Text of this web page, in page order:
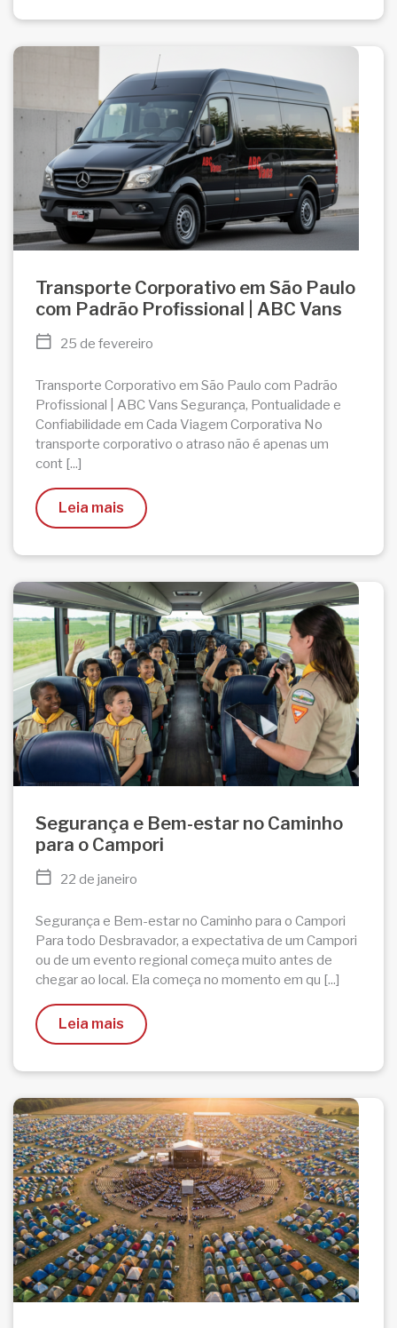
Transporte Corporativo em São Paulo
com Padrão Profissional | ABC Vans
25 de fevereiro
Transporte Corporativo em São Paulo com Padrão
Profissional | ABC Vans Segurança, Pontualidade e
Confiabilidade em Cada Viagem Corporativa No
transporte corporativo o atraso não é apenas um
cont [...]
Leia mais
Segurança e Bem-estar no Caminho
para o Campori
22 de janeiro
Segurança e Bem-estar no Caminho para o Campori
Para todo Desbravador, a expectativa de um Campori
ou de um evento regional começa muito antes de
chegar ao local. Ela começa no momento em qu [...]
Leia mais